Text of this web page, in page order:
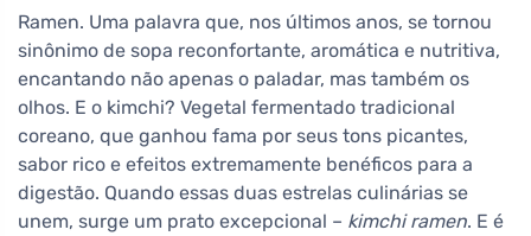
Ramen. Uma palavra que, nos últimos anos, se tornou
sinônimo de sopa reconfortante, aromática e nutritiva,
encantando não apenas o paladar, mas também os
olhos. E o kimchi? Vegetal fermentado tradicional
coreano, que ganhou fama por seus tons picantes,
sabor rico e efeitos extremamente benéficos para a
digestão. Quando essas duas estrelas culinárias se
unem, surge um prato excepcional – kimchi ramen. E é